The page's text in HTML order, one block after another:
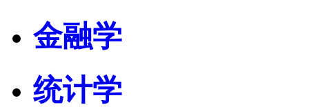
金融学
统计学